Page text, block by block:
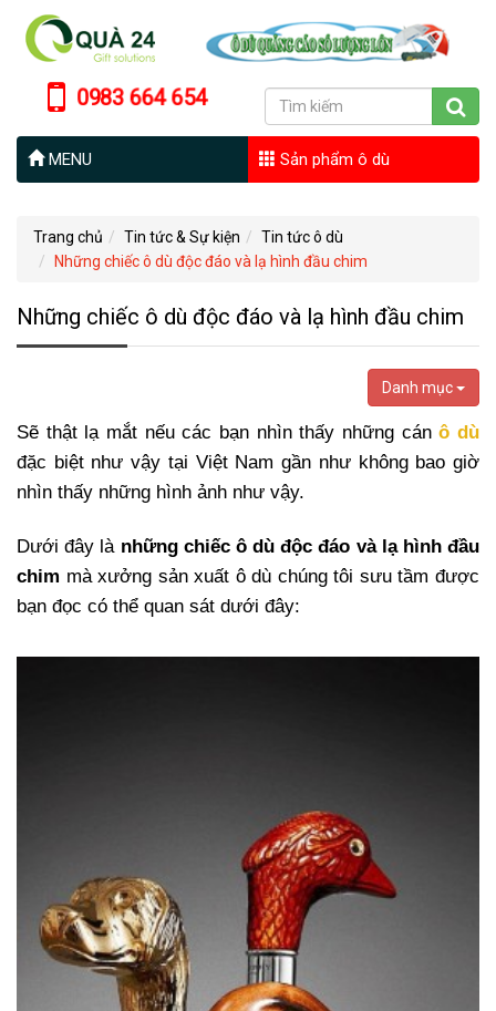
0983 664 654
MENU Sản phẩm ô dù
Trang chủ Tin tức & Sự kiện
Tin tức ô dù
Những chiếc ô dù độc đáo và lạ hình đầu chim
Những chiếc ô dù độc đáo và lạ hình đầu chim
Danh mục
Sẽ thật lạ mắt nếu các bạn nhìn thấy những cánô dù
đặc biệt như vậy tại Việt Nam gần như không bao giờ
nhìn thấy những hình ảnh như vậy.
Dưới đây là những chiếc ô dù độc đáo và lạ hình đầu
chim mà xưởng sản xuất ô dù chúng tôi sưu tầm được
bạn đọc có thể quan sát dưới đây: